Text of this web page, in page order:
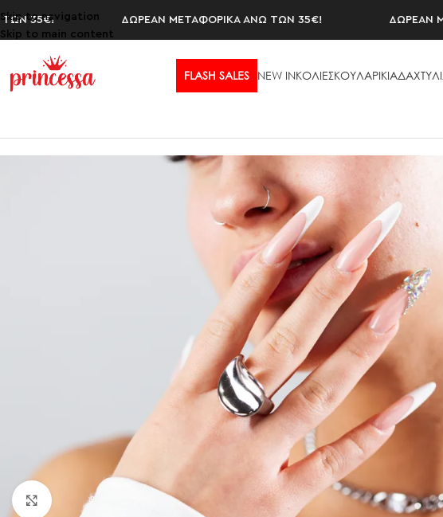
Skip to navigation
Skip to main content
ΔΩΡΕΑΝ ΜΕΤΑΦΟΡΙΚΑ ΑΝΩ ΤΩΝ 35€! ΔΩΡΕΑΝ
FLASH SALES NEW INΚΟΛΙΕΣΚΟΥΛΑΡΙΚΙΑ
Click to enlarge